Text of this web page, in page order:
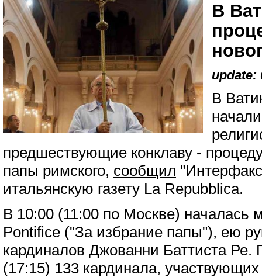
В
update:
В
предшествующие конклаву -
папы римского, сообщил
итальянскую газету La Repubblica.
В 10:00 (11:00 по Москве) началась
Pontifice ("За избрание папы"), ею
кардиналов Джованни Баттиста Ре.
(17:15) 133 кардинала, участвующих